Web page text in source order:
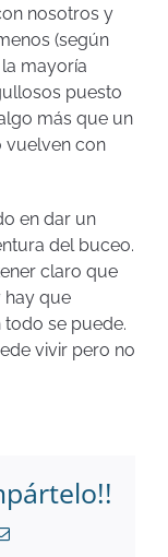
nosotros y
(según
mayoría
puesto
más que un
vuelven con
en dar un
del buceo.
claro que
hay que
se puede.
vivir pero no
Correo